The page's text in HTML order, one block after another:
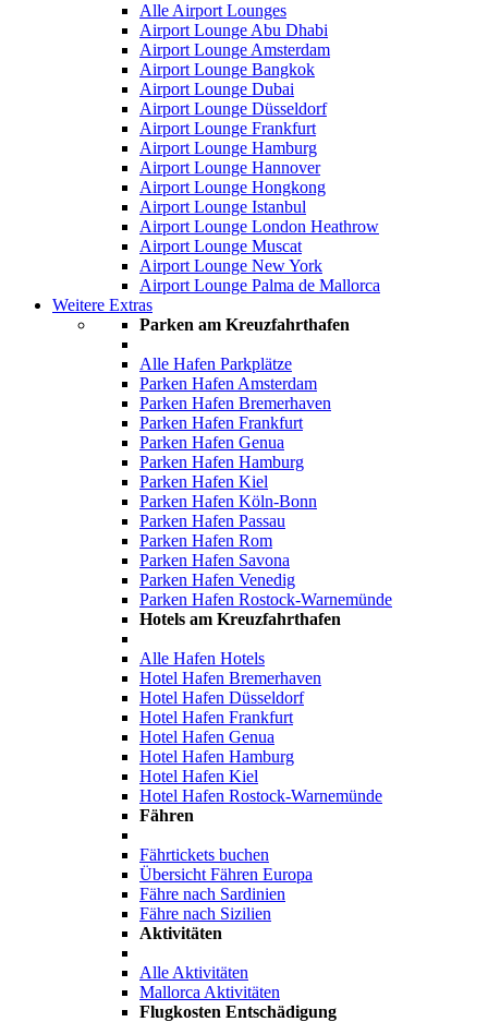
Alle Airport Lounges
Airport Lounge Abu Dhabi
Airport Lounge Amsterdam
Airport Lounge Bangkok
Airport Lounge Dubai
Airport Lounge Düsseldorf
Airport Lounge Frankfurt
Airport Lounge Hamburg
Airport Lounge Hannover
Airport Lounge Hongkong
Airport Lounge Istanbul
Airport Lounge London Heathrow
Airport Lounge Muscat
Airport Lounge New York
Airport Lounge Palma de Mallorca
Weitere Extras
Parken am Kreuzfahrthafen
Alle Hafen Parkplätze
Parken Hafen Amsterdam
Parken Hafen Bremerhaven
Parken Hafen Frankfurt
Parken Hafen Genua
Parken Hafen Hamburg
Parken Hafen Kiel
Parken Hafen Köln-Bonn
Parken Hafen Passau
Parken Hafen Rom
Parken Hafen Savona
Parken Hafen Venedig
Parken Hafen Rostock-Warnemünde
Hotels am Kreuzfahrthafen
Alle Hafen Hotels
Hotel Hafen Bremerhaven
Hotel Hafen Düsseldorf
Hotel Hafen Frankfurt
Hotel Hafen Genua
Hotel Hafen Hamburg
Hotel Hafen Kiel
Hotel Hafen Rostock-Warnemünde
Fähren
Fährtickets buchen
Übersicht Fähren Europa
Fähre nach Sardinien
Fähre nach Sizilien
Aktivitäten
Alle Aktivitäten
Mallorca Aktivitäten
Flugkosten Entschädigung